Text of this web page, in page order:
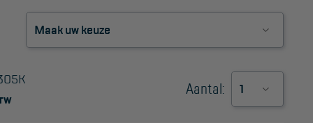
Schaarhoogwerkers
Masthoogwerkers
Autohoogwerkers
Garantie
Algemene
voorwaarden
Aantal: